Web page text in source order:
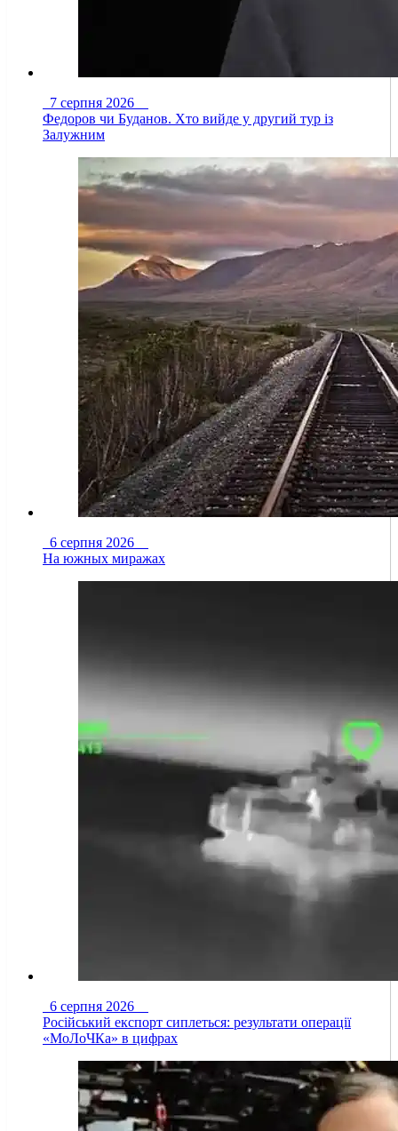
7 серпня 2026
Федоров чи Буданов. Хто вийде у другий тур із
Залужним
6 серпня 2026
На южных миражах
6 серпня 2026
Російський експорт сиплеться: результати операції
«МоЛоЧКа» в цифрах